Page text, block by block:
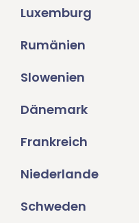
Luxemburg
Rumänien
Slowenien
Dänemark
Frankreich
Niederlande
Schweden